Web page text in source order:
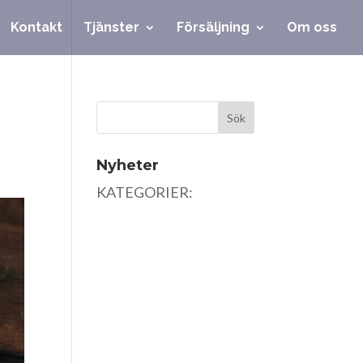
Kontakt Tjänster Försäljning Om oss
Nyheter
KATEGORIER: